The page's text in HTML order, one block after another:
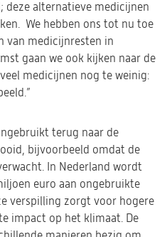
deze alternatieve medicijnen
We hebben ons tot nu toe
van medicijnresten in
gaan we ook kijken naar de
medicijnen nog te weinig:
terug naar de
bijvoorbeeld omdat de
In Nederland wordt
euro aan ongebruikte
verspilling zorgt voor hogere
impact op het klimaat. De